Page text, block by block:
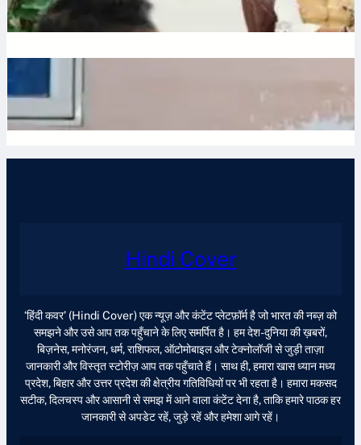
July 10, 2026 Ronit Sharma
July 9, 2026
Hindi Cover
‘हिंदी कवर’ (Hindi Cover) एक न्यूज़ और कंटेंट प्लेटफ़ॉर्म है जो भारत की नब्ज़ को
समझने और उसे आप तक पहुँचाने के लिए समर्पित है। हम देश-दुनिया की ख़बरों,
बिज़नेस, मनोरंजन, धर्म, राशिफल, ऑटोमोबाइल और टेक्नोलॉजी से जुड़ी ताज़ा
जानकारी और विस्तृत स्टोरीज़ आप तक पहुँचाते हैं। साथ ही, हमारा खास ध्यान मध्य
प्रदेश, बिहार और उत्तर प्रदेश की क्षेत्रीय गतिविधियों पर भी रहता है। हमारा मकसद
सटीक, दिलचस्प और आसानी से समझ में आने वाला कंटेंट देना है, ताकि हमारे पाठक हर
जानकारी से अपडेट रहें, जुड़े रहें और हमेशा आगे रहें।